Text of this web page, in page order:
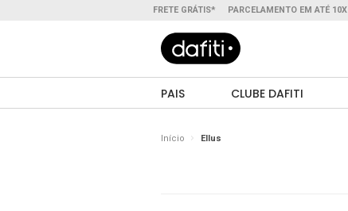
FRETE GRÁTIS* PARCELAMENTO EM ATÉ 10X
PAIS CLUBE DAFITI
Início Ellus